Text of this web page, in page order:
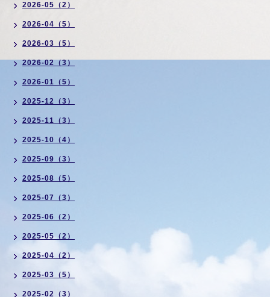
2026-05（2）
2026-04（5）
2026-03（5）
2026-02（3）
2026-01（5）
2025-12（3）
2025-11（3）
2025-10（4）
2025-09（3）
2025-08（5）
2025-07（3）
2025-06（2）
2025-05（2）
2025-04（2）
2025-03（5）
2025-02（3）